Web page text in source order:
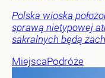
Polska wioska
sprawą nietypowej
sakralnych będą
MiejscaPodróże